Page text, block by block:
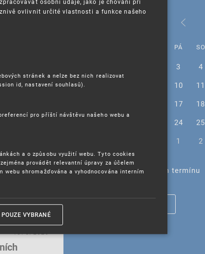
hádají
17. 9. 2026
mimo
18. 5. 2026
PÁ SO
3 4
10 11
17 18
24 25
1 2
Žádné akce ve vybraném termínu
ovlivnit určité vlastnosti a funkce našeho
stránek a nelze bez nich realizovat
id, nastavení souhlasů).
pro příští návštěvu našeho webu a
a o způsobu využití webu. Tyto cookies
provádět relevantní úpravy za účelem
shromažďována a vyhodnocována interním
VYBRANÉ